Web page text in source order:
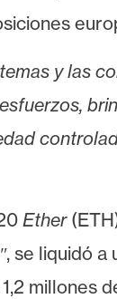
y las
Ether
, se liquidó a
millones